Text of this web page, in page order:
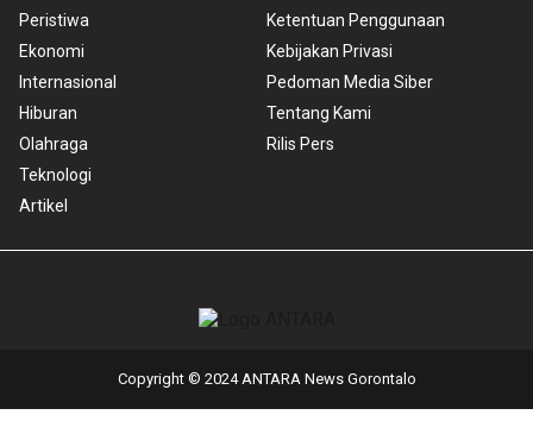
Peristiwa
Ekonomi
Internasional
Hiburan
Olahraga
Teknologi
Artikel
Ketentuan Penggunaan
Kebijakan Privasi
Pedoman Media Siber
Tentang Kami
Rilis Pers
Copyright © 2024 ANTARA News Gorontalo